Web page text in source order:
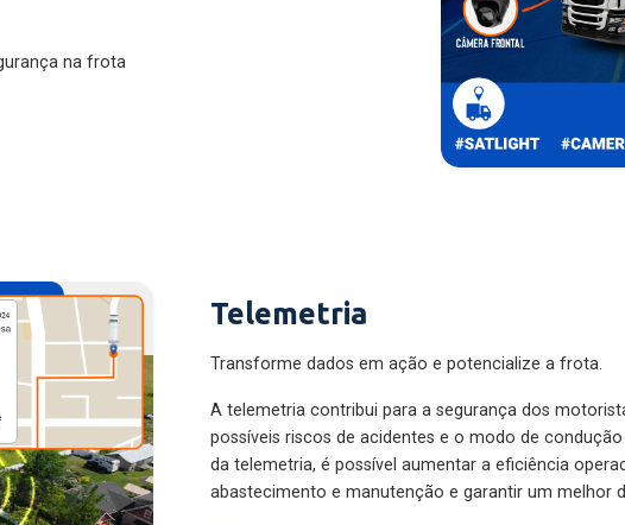
na frota
Telemetria
Transforme dados em ação e potencialize a frota.
A telemetria contribui para a segurança dos
possíveis riscos de acidentes e o modo de
da telemetria, é possível aumentar a eficiência
abastecimento e manutenção e garantir um melhor